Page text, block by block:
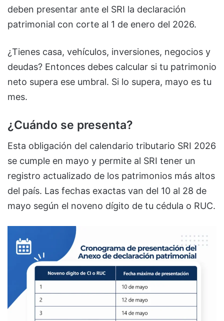
deben presentar ante el SRI la declaración
patrimonial con corte al 1 de enero del 2026.
¿Tienes casa, vehículos, inversiones, negocios y
deudas? Entonces debes calcular si tu patrimonio
neto supera ese umbral. Si lo supera, mayo es tu
mes.
¿Cuándo se presenta?
Esta obligación del calendario tributario SRI 2026
se cumple en mayo y permite al SRI tener un
registro actualizado de los patrimonios más altos
del país. Las fechas exactas van del 10 al 28 de
mayo según el noveno dígito de tu cédula o RUC.